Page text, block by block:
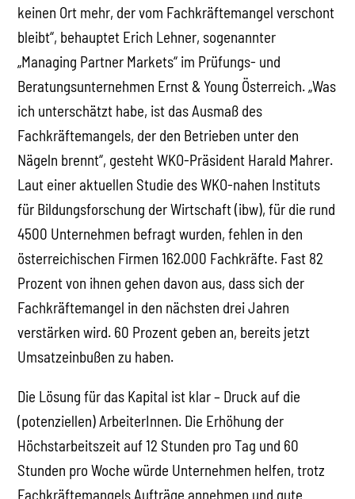
keinen Ort mehr, der vom Fachkräftemangel verschont
bleibt“, behauptet Erich Lehner, sogenannter
„Managing Partner Markets“ im Prüfungs- und
Beratungsunternehmen Ernst & Young Österreich. „Was
ich unterschätzt habe, ist das Ausmaß des
Fachkräftemangels, der den Betrieben unter den
Nägeln brennt“, gesteht WKO-Präsident Harald Mahrer.
Laut einer aktuellen Studie des WKO-nahen Instituts
für Bildungsforschung der Wirtschaft (ibw), für die rund
4500 Unternehmen befragt wurden, fehlen in den
österreichischen Firmen 162.000 Fachkräfte. Fast 82
Prozent von ihnen gehen davon aus, dass sich der
Fachkräftemangel in den nächsten drei Jahren
verstärken wird. 60 Prozent geben an, bereits jetzt
Umsatzeinbußen zu haben.
Die Lösung für das Kapital ist klar – Druck auf die
(potenziellen) ArbeiterInnen. Die Erhöhung der
Höchstarbeitszeit auf 12 Stunden pro Tag und 60
Stunden pro Woche würde Unternehmen helfen, trotz
Fachkräftemangels Aufträge annehmen und gute